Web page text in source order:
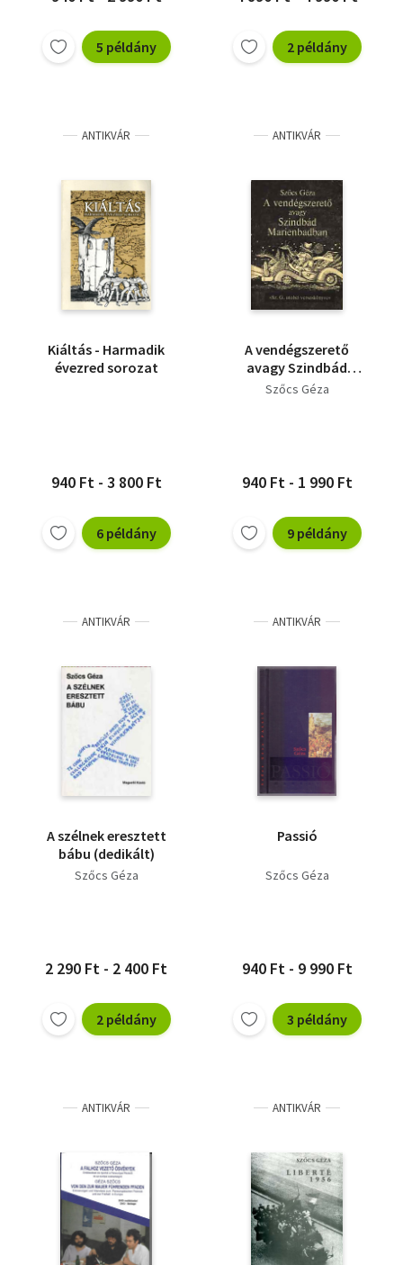
5 példány 2 példány
ANTIKVÁR
Kiáltás - Harmadik
évezred sorozat
940 Ft - 3 800 Ft
6 példány
ANTIKVÁR
A vendégszerető
avagy Szindbád
Marienbadban
Szőcs Géza
940 Ft - 1 990 Ft
9 példány
ANTIKVÁR
A szélnek eresztett
bábu (dedikált)
Szőcs Géza
2 290 Ft - 2 400 Ft
2 példány
ANTIKVÁR
Passió
Szőcs Géza
940 Ft - 9 990 Ft
3 példány
ANTIKVÁR ANTIKVÁR